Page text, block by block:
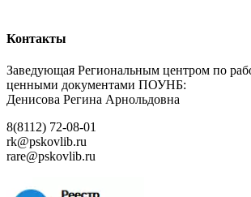
Контакты
Заведующая Региональным центром по
ценными документами ПОУНБ:
Денисова Регина Арнольдовна
8(8112) 72-08-01
rk@pskovlib.ru
rare@pskovlib.ru